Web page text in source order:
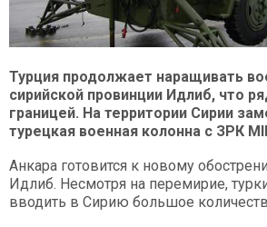
Турция продолжает наращивать
сирийской провинции Идлиб, что
границей. На территории Сирии
турецкая военная колонна с ЗРК
Анкара готовится к новому
Идлиб. Несмотря на перемирие,
вводить в Сирию большое